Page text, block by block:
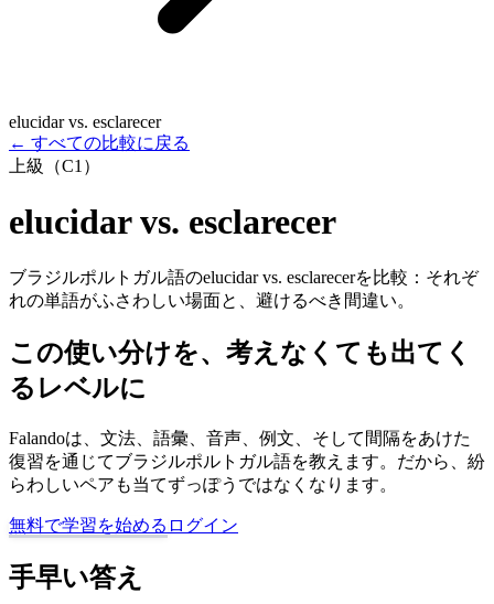
elucidar vs. esclarecer
← すべての比較に戻る
上級（C1）
elucidar vs. esclarecer
ブラジルポルトガル語のelucidar vs. esclarecerを比較：それぞ
れの単語がふさわしい場面と、避けるべき間違い。
この使い分けを、考えなくても出てく
るレベルに
Falandoは、文法、語彙、音声、例文、そして間隔をあけた
復習を通じてブラジルポルトガル語を教えます。だから、紛
らわしいペアも当てずっぽうではなくなります。
無料で学習を始める ログイン
手早い答え